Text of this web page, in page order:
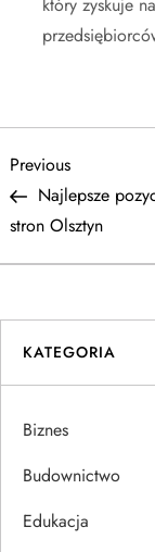
N
a
w
i
g
a
c
Previous
Post
Previous
Najlepsze
stron Olsztyn
KATEGORIA
Biznes
Budownictwo
Edukacja